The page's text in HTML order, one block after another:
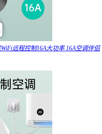
远程控制16A大功率 16A空调伴侣